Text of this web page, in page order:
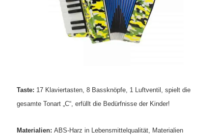
Taste: 17 Klaviertasten, 8 Bassknöpfe, 1 Luftventil, spielt die
gesamte Tonart „C“, erfüllt die Bedürfnisse der Kinder!
Materialien: ABS-Harz in Lebensmittelqualität, Materialien